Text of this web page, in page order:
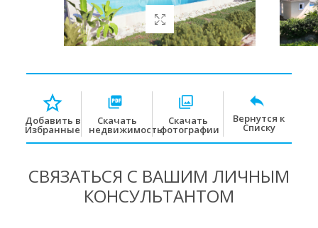
Добавить в
Избранные
Скачать
недвижимость
Скачать
фотографии
Вернутся к
Списку
СВЯЗАТЬСЯ С ВАШИМ ЛИЧНЫМ
КОНСУЛЬТАНТОМ